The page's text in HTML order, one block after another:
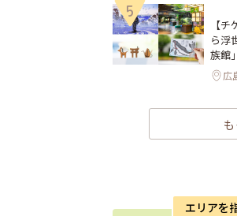
5
【
ら浮
族館
広
エリアを